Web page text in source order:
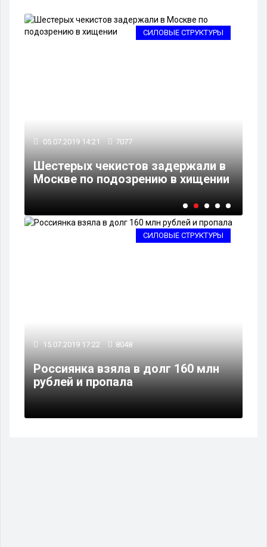
СИЛОВЫЕ СТРУКТУРЫ
05.07.2019 14:21 7077
Шестерых чекистов задержали в
Москве по подозрению в хищении
СИЛОВЫЕ СТРУКТУРЫ
15.07.2019 17:22 8048
Россиянка взяла в долг 160 млн
рублей и пропала